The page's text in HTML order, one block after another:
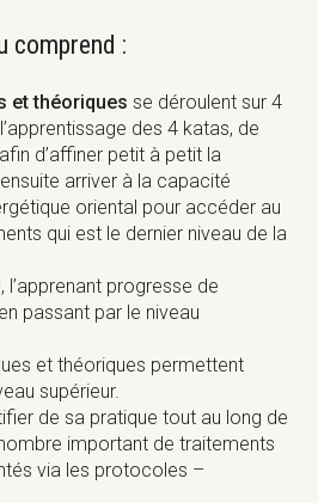
classer et de les faire
avant l’examen final
aura pas accès.
Protocoles et Suivi
traitements durant toute la
sur le client, choisi par
de son cas au
des points bo, des points yu
de la conduite d’une
de traitements à l’aide
bilan énergétique.
: Développement de
par l’auto-perception,
mouvements dynamiques,
sur la respiration.
pour faire des Shiatsu à
âges et tous horizons et pour
à un large publique »
intéressant pour les études et
manière de faire connaître le
sont une superbe
comprend :
et théoriques se déroulent sur 4
des 4 katas, de
d’affiner petit à petit la
arriver à la capacité
oriental pour accéder au
qui est le dernier niveau de la
l’apprenant progresse de
passant par le niveau
et théoriques permettent
supérieur.
de sa pratique tout au long de
important de traitements
via les protocoles –